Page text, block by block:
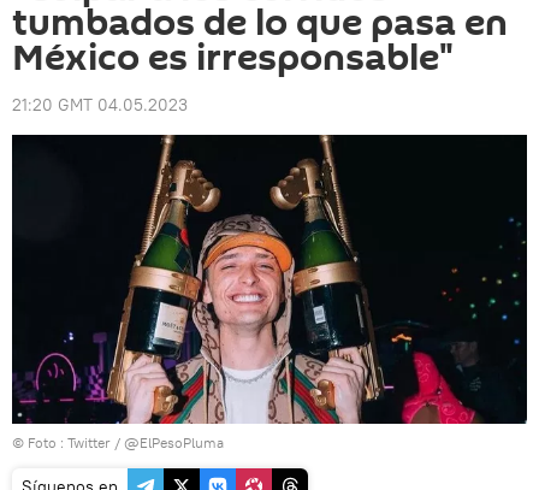
tumbados de lo que pasa en
México es irresponsable"
21:20 GMT 04.05.2023
© Foto : Twitter / @ElPesoPluma